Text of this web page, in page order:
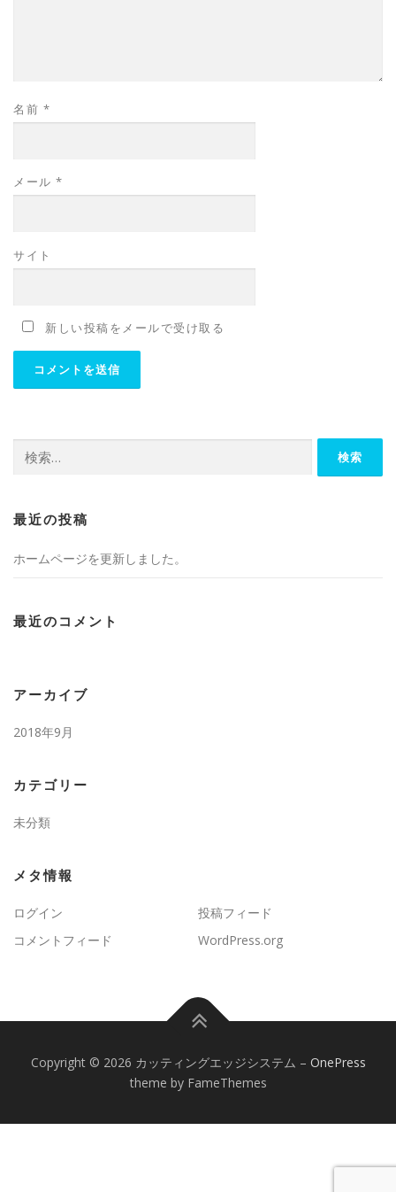
名前 *
メール *
サイト
新しい投稿をメールで受け取る
索:
最近の投稿
ホームページを更新しました。
最近のコメント
アーカイブ
2018年9月
カテゴリー
未分類
メタ情報
ログイン
投稿フィード
コメントフィード
WordPress.org
Copyright © 2026 カッティングエッジシステム – OnePress
theme by FameThemes